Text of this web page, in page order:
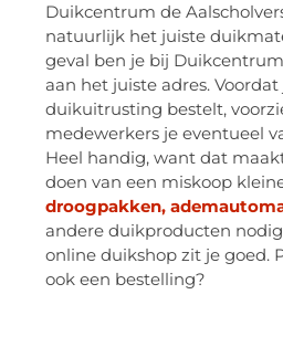
Duikcentrum de
natuurlijk het juiste
geval ben je bij
aan het juiste adres. Voordat
duikuitrusting bestelt,
medewerkers je eventueel
Heel handig, want dat
doen van een miskoop
droogpakken,
andere duikproducten
online duikshop zit je goed.
ook een bestelling?